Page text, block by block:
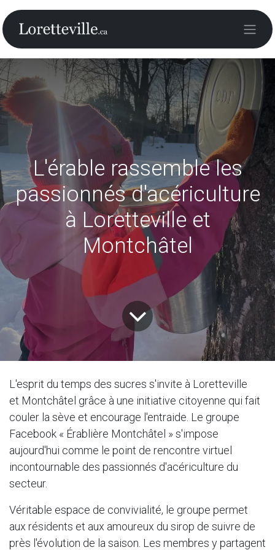
L'érable rassemble les
passionnés d'acériculture
à Loretteville et
Montchâtel
L'esprit du temps des sucres s'invite à Loretteville
et Montchâtel grâce à une initiative citoyenne qui fait
couler la sève et encourage l'entraide. Le groupe
Facebook « Érablière Montchâtel » s'impose
aujourd'hui comme le point de rencontre virtuel
incontournable des passionnés d'acériculture du
secteur.
Véritable espace de convivialité, le groupe permet
aux résidents et aux amoureux du sirop de suivre de
près l'évolution de la saison. Les membres y partagent